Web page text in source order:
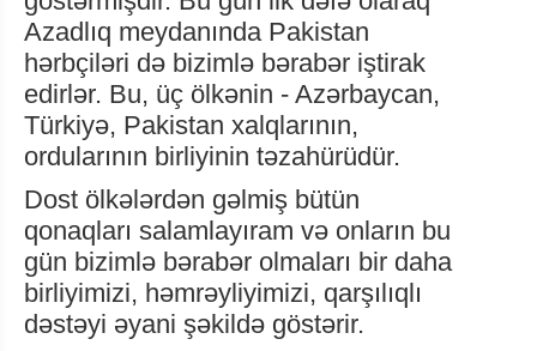
Azadlıq meydanında Pakistan
hərbçiləri də bizimlə bərabər iştirak
edirlər. Bu, üç ölkənin - Azərbaycan,
Türkiyə, Pakistan xalqlarının,
ordularının birliyinin təzahürüdür.
Dost ölkələrdən gəlmiş bütün
qonaqları salamlayıram və onların bu
gün bizimlə bərabər olmaları bir daha
birliyimizi, həmrəyliyimizi, qarşılıqlı
dəstəyi əyani şəkildə göstərir.